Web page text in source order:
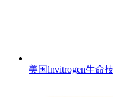
美国lnvitrogen生命